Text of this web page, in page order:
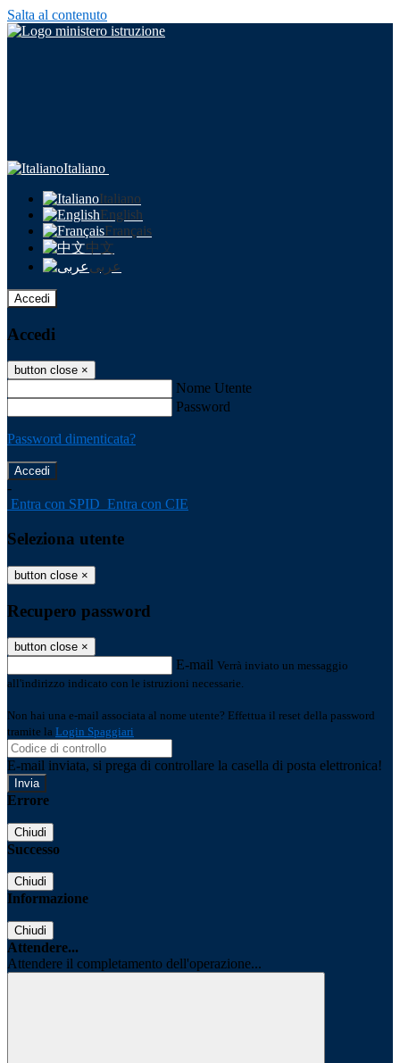
Salta al contenuto
Italiano
Italiano
English
Français
中文
عربى
Accedi
Accedi
button close ×
Nome Utente
Password
Password dimenticata?
-
Entra con SPID Entra con CIE
Seleziona utente
button close ×
Recupero password
button close ×
E-mail Verrà inviato un messaggio
all'indirizzo indicato con le istruzioni necessarie.
Non hai una e-mail associata al nome utente? Effettua il reset della password
tramite la Login Spaggiari
E-mail inviata, si prega di controllare la casella di posta elettronica!
Errore
Chiudi
Successo
Chiudi
Informazione
Chiudi
Attendere...
Attendere il completamento dell'operazione...